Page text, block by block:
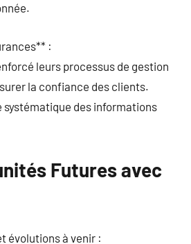
:
leurs processus de gestion
la confiance des clients.
systématique des informations
Futures avec
évolutions à venir :